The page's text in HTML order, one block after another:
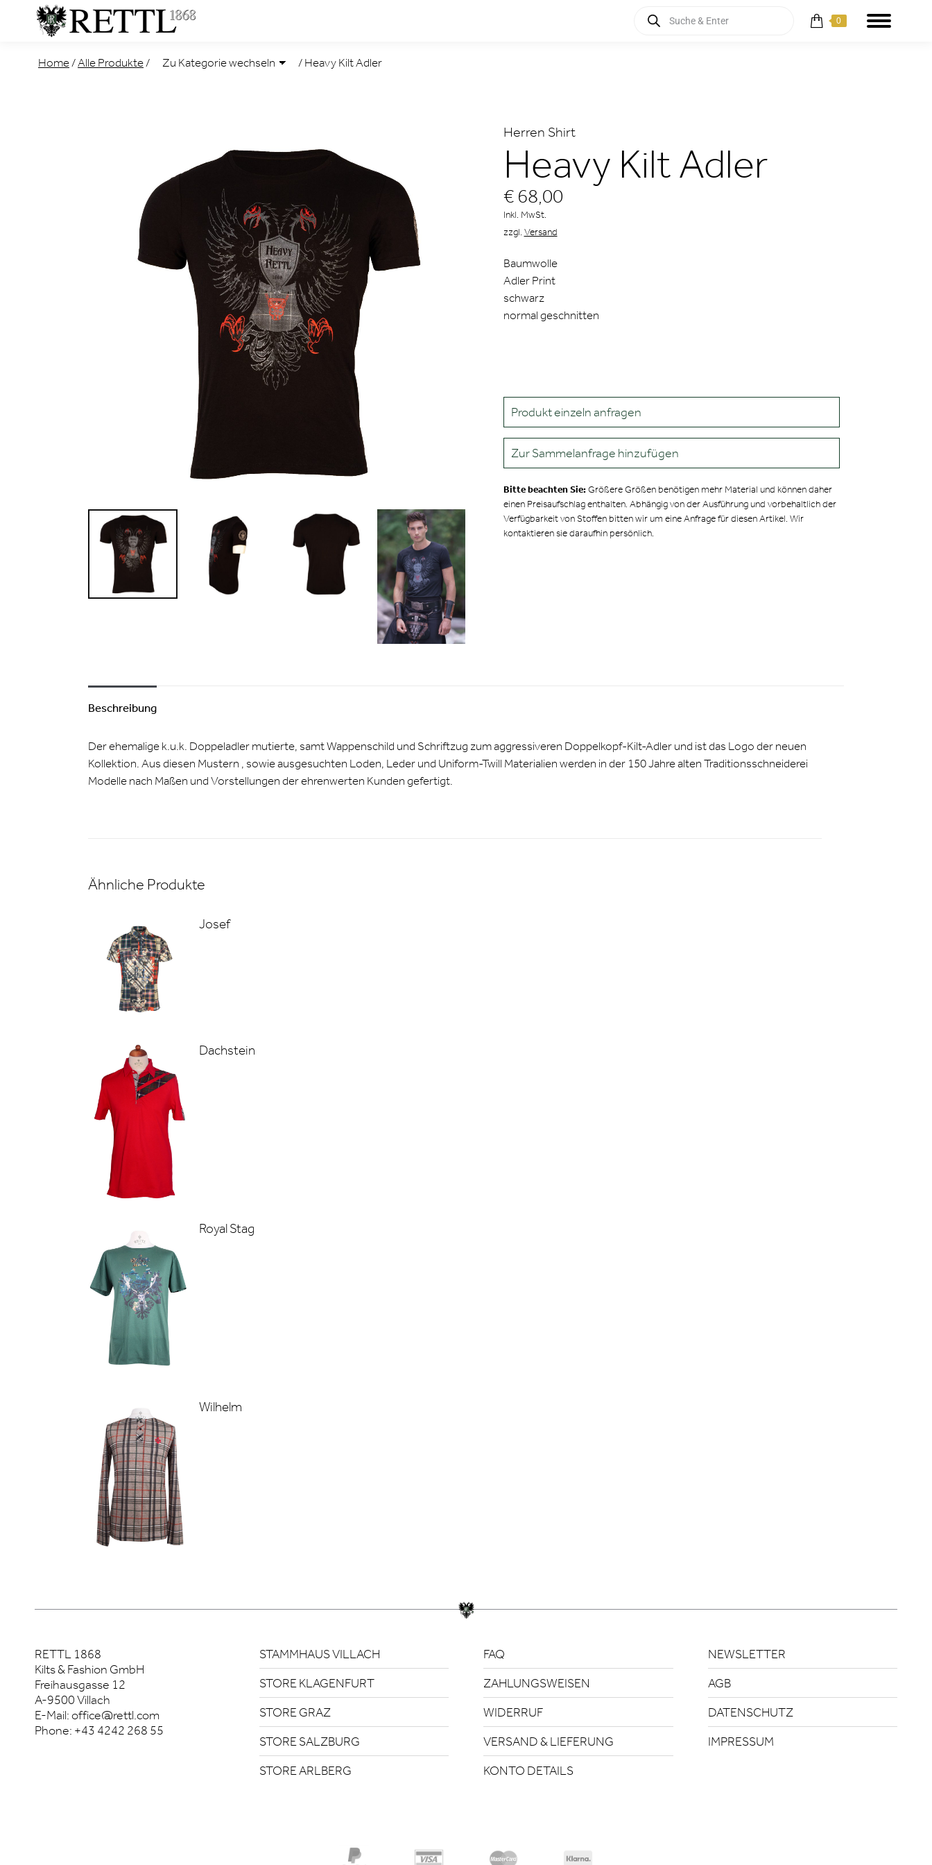
Products
search
0
Home / Alle Produkte / / Heavy Kilt Adler
Herren Shirt
Heavy Kilt Adler
€ 68,00
Inkl. MwSt.
zzgl. Versand
Baumwolle
Adler Print
schwarz
normal geschnitten
Produkt einzeln anfragen
Zur Sammelanfrage hinzufügen
Bitte beachten Sie:Größere Größen benötigen mehr Material und können daher
einen Preisaufschlag enthalten. Abhängig von der Ausführung und vorbehaltlich der
Verfügbarkeit von Stoffen bitten wir um eine Anfrage für diesen Artikel. Wir
kontaktieren sie daraufhin persönlich.
Beschreibung
Der ehemalige k.u.k. Doppeladler mutierte, samt Wappenschild und Schriftzug zum aggressiveren Doppelkopf-Kilt-Adler und ist das Logo der neuen
Kollektion. Aus diesen Mustern , sowie ausgesuchten Loden, Leder und Uniform-Twill Materialien werden in der 150 Jahre alten Traditionsschneiderei
Modelle nach Maßen und Vorstellungen der ehrenwerten Kunden gefertigt.
Ähnliche Produkte
Josef
Dachstein
Royal Stag
Wilhelm
RETTL 1868
Kilts & Fashion GmbH
Freihausgasse 12
A-9500 Villach
E-Mail:office@rettl.com
Phone: +43 4242 268 55
STAMMHAUS VILLACH
STORE KLAGENFURT
STORE GRAZ
STORE SALZBURG
STORE ARLBERG
FAQ
ZAHLUNGSWEISEN
WIDERRUF
VERSAND & LIEFERUNG
KONTO DETAILS
NEWSLETTER
AGB
DATENSCHUTZ
IMPRESSUM